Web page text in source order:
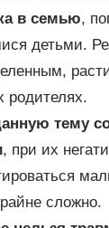
в семью,
детьми.
родителях.
тему
, при их
сложно.